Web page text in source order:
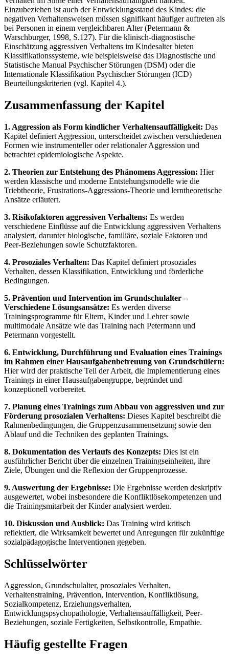
Einzubeziehen ist auch der Entwicklungsstand des Kindes: die
negativen Verhaltensweisen müssen signifikant häufiger auftreten als
bei Personen in einem vergleichbaren Alter (Petermann &
Warschburger, 1998, S.127). Für die klinisch-diagnostische
Einschätzung aggressiven Verhaltens im Kindesalter bieten
Klassifikationssysteme, wie beispielsweise das Diagnostische und
Statistische Manual Psychischer Störungen (DSM) oder die
Internationale Klassifikation Psychischer Störungen (ICD)
Beurteilungskriterien (vgl. Kapitel 4.).
Zusammenfassung der Kapitel
1. Aggression als Form kindlicher Verhaltensauffälligkeit: Das
Kapitel definiert Aggression, unterscheidet zwischen verschiedenen
Formen wie instrumenteller oder relationaler Aggression und
betrachtet epidemiologische Aspekte.
2. Theorien zur Entstehung des Phänomens Aggression: Hier
werden klassische und moderne Entstehungsmodelle wie die
Triebtheorie, Frustrations-Aggressions-Theorie und lerntheoretische
Ansätze erläutert.
3. Risikofaktoren aggressiven Verhaltens: Es werden
verschiedene Einflüsse auf die Entwicklung aggressiven Verhaltens
analysiert, darunter biologische, familiäre, soziale Faktoren und
Peer-Beziehungen sowie Schutzfaktoren.
4. Prosoziales Verhalten: Das Kapitel definiert prosoziales
Verhalten, dessen Klassifikation, Entwicklung und förderliche
Bedingungen.
5. Prävention und Intervention im Grundschulalter –
Verschiedene Lösungsansätze: Es werden diverse
Trainingsprogramme für Eltern, Kinder und Lehrer sowie
multimodale Ansätze wie das Training nach Petermann und
Petermann vorgestellt.
6. Entwicklung, Durchführung und Evaluation eines Trainings
im Rahmen einer Hausaufgabenbetreuung von Grundschülern:
Hier wird der praktische Teil der Arbeit, die Implementierung eines
Trainings in einer Hausaufgabengruppe, begründet und
konzeptionell vorbereitet.
7. Planung eines Trainings zum Abbau von aggressiven und zur
Förderung prosozialen Verhaltens: Dieses Kapitel beschreibt die
Rahmenbedingungen, die Gruppenzusammensetzung sowie den
Ablauf und die Techniken des geplanten Trainings.
8. Dokumentation des Verlaufs des Konzepts: Dies ist ein
ausführlicher Bericht über die einzelnen Trainingseinheiten, ihre
Ziele, Übungen und die Reflexion der Gruppenprozesse.
9. Auswertung der Ergebnisse: Die Ergebnisse werden deskriptiv
ausgewertet, wobei insbesondere die Konfliktlösekompetenzen und
die Trainingsmitarbeit der Kinder analysiert werden.
10. Diskussion und Ausblick: Das Training wird kritisch
reflektiert, die Wirksamkeit bewertet und Anregungen für zukünftige
sozialpädagogische Interventionen gegeben.
Schlüsselwörter
Aggression, Grundschulalter, prosoziales Verhalten,
Verhaltenstraining, Prävention, Intervention, Konfliktlösung,
Sozialkompetenz, Erziehungsverhalten,
Entwicklungspsychopathologie, Verhaltensauffälligkeit, Peer-
Beziehungen, soziale Fertigkeiten, Selbstkontrolle, Empathie.
Häufig gestellte Fragen